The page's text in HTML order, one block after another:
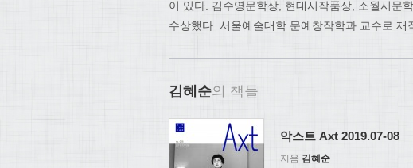
이 있다. 김수영문학상, 현대시작품상, 소월시문
수상했다. 서울예술대학 문예창작학과 교수로 재
김혜순의 책들
악스트 Axt 2019.07-08
지음 김혜순